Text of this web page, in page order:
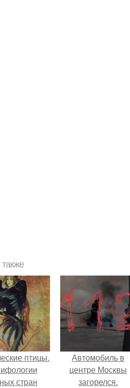
также
птицы.
стран
Автомобиль в
центре Москвы
загорелся.